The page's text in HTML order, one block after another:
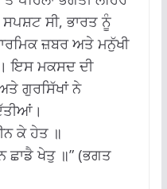
ਸੀ, ਭਾਰਤ ਨੂੰ
ਜ਼ਬਰ ਅਤੇ ਮਨੁੱਖੀ
ਇਸ ਮਕਸਦ ਦੀ
ਗੁਰਸਿੱਖਾਂ ਨੇ
ਕੇ ਹੇਤ ॥
ਛਾਡੈ ਖੇਤੁ ॥” (ਭਗਤ